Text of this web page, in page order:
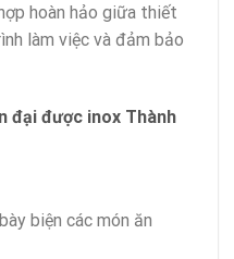
hoàn hảo giữa thiết
làm việc và đảm bảo
đại được inox Thành
biện các món ăn